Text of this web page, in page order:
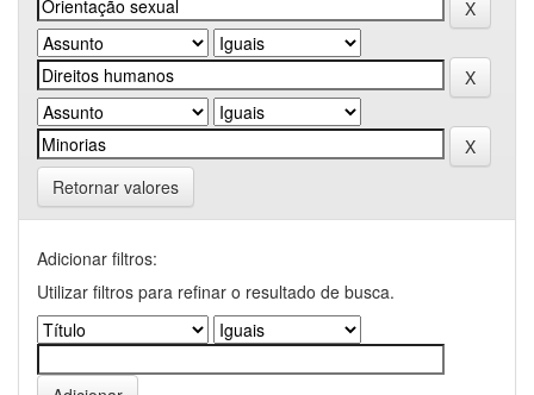
Retornar valores
Adicionar filtros:
Utilizar filtros para refinar o resultado de busca.